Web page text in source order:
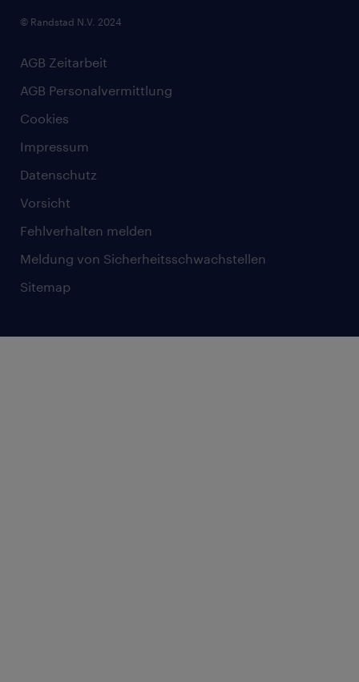
AGB Zeitarbeit
AGB Personalvermittlung
Cookies
Impressum
Datenschutz
Vorsicht
Fehlverhalten melden
Meldung von Sicherheitsschwachstellen
Sitemap
© Randstad N.V. 2024